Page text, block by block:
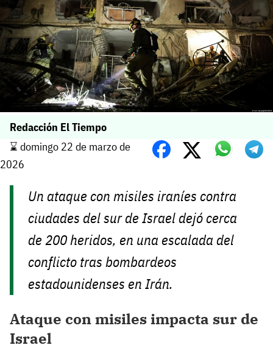
Redacción El Tiempo
⌛️ domingo 22 de marzo de
2026
Un ataque con misiles iraníes contra
ciudades del sur de Israel dejó cerca
de 200 heridos, en una escalada del
conflicto tras bombardeos
estadounidenses en Irán.
Ataque con misiles impacta sur de
Israel